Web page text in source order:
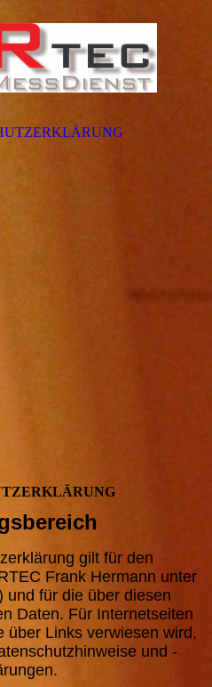
gilt für den
Frank Hermann unter
und für die über diesen
Daten. Für Internetseiten
über Links verwiesen wird,
und -